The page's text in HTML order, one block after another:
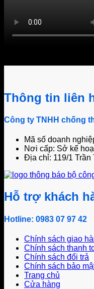
Thông tin liên
Công ty TNHH chống
Mã số doanh
Nơi cấp: Sở kế
Địa chỉ: 119/1
Hỗ trợ khách
Hotline: 0983 07 97 42
Chính sách giao
Chính sách thanh
Chính sách đổi trả
Chính sách bảo
Trang chủ
Cửa hàng